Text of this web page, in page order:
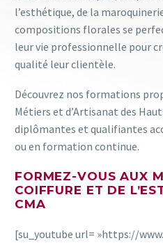
l’esthétique, de la
compositions florales se
leur vie professionnelle pour
qualité leur clientèle.
Découvrez nos formations
Métiers et d’Artisanat des
diplômantes et qualifiantes
ou en formation continue.
FORMEZ-VOUS AUX
COIFFURE ET DE
CMA
[su_youtube url= »https://